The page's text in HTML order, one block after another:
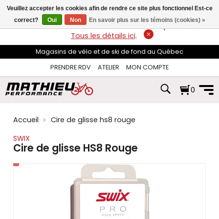
flèches
haut
et
pour
sélectionner
disponible.
Appuyez
pour
résultat
de
utilisateurs
LIVRAISON GRATUITEsur les commandes de plus de 74$*.
Tous les détails ici.
Magasins de vélo et de ski de fond au Québec
PRENDRE RDV
ATELIER MON COMPTE
0
Accueil
Cire de glisse hs8 rouge
SWIX
Cire de glisse HS8 Rouge
Veuillez accepter les cookies afin de rendre ce site plus fonctionnel Est-ce
correct?
Oui Non En savoir plus sur les témoins (cookies) »